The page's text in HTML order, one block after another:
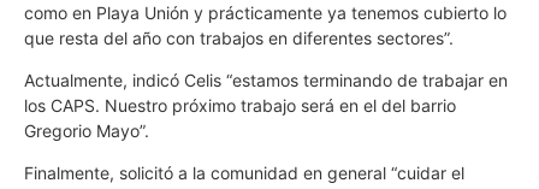
como en Playa Unión y prácticamente ya tenemos cubierto lo
que resta del año con trabajos en diferentes sectores”.
Actualmente, indicó Celis “estamos terminando de trabajar en
los CAPS. Nuestro próximo trabajo será en el del barrio
Gregorio Mayo”.
Finalmente, solicitó a la comunidad en general “cuidar el